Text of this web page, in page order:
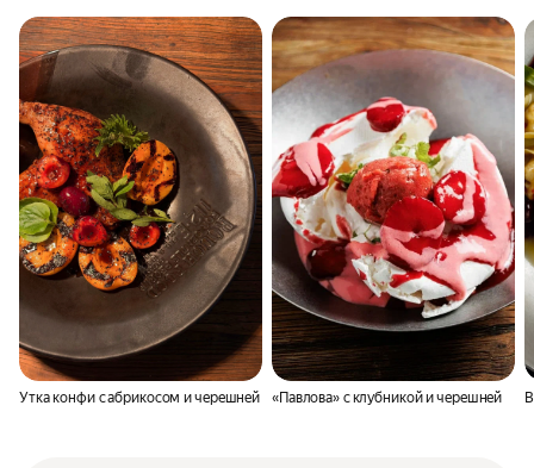
Утка конфи с абрикосом и черешней «Павлова» с клубникой и черешней